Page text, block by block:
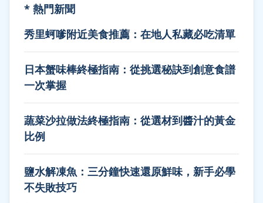
* 熱門新聞
秀里蚵嗲附近美食推薦：在地人私藏必吃清單
日本蟹味棒終極指南：從挑選秘訣到創意食譜
一次掌握
蔬菜沙拉做法終極指南：從選材到醬汁的黃金
比例
鹽水解凍魚：三分鐘快速還原鮮味，新手必學
不失敗技巧